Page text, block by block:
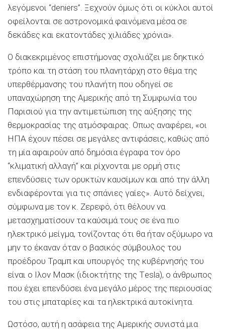
λεγόμενοι “deniers”. Ξεχνούν όμως ότι oι κύκλοι αυτοί
οφείλονται σε αστρονομικά φαινόμενα μέσα σε
δεκάδες και εκατοντάδες χιλιάδες χρόνια».
Ο διακεκριμένος επιστήμονας σχολιάζει με δηκτικό
τρόπο και τη στάση του πλανητάρχη στο θέμα της
υπερθέρμανσης του πλανήτη που οδηγεί σε
υπαναχώρηση της Αμερικής από τη Συμφωνία του
Παρισιού για την αντιμετώπιση της αύξησης της
θερμοκρασίας της ατμόσφαιρας. Οπως αναφέρει, «οι
ΗΠΑ έχουν πέσει σε μεγάλες αντιφάσεις, καθώς από
τη μία αφαιρούν από δημόσια έγραφα τον όρο
“κλιματική αλλαγή” και ρίχνονται με ορμή στις
επενδύσεις των ορυκτών καυσίμων και από την άλλη
ενδιαφέρονται για τις σπάνιες γαίες». Αυτό δείχνει,
σύμφωνα με τον κ. Ζερεφό, ότι θέλουν να
μετασχηματίσουν τα καύσιμά τους σε ένα πιο
ηλεκτρικό μείγμα, τονίζοντας ότι θα ήταν οξύμωρο να
μην το έκαναν όταν ο βασικός σύμβουλος του
προέδρου Τραμπ και υπουργός της κυβέρνησής του
είναι ο Ιλον Μασκ (ιδιοκτήτης της Τesla), ο άνθρωπος
που έχει επενδύσει ένα μεγάλο μέρος της περιουσίας
του στις μπαταρίες και τα ηλεκτρικά αυτοκίνητα.
Ωστόσο, αυτή η ασάφεια της Αμερικής συνιστά μια